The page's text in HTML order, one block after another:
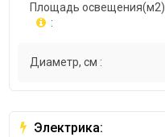
Площадь освещения(м2)
:
Диаметр, см :
Электрика: